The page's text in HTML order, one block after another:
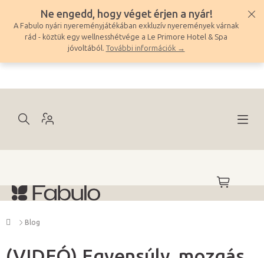
tartalomhoz
Ne engedd, hogy véget érjen a nyár!
A Fabulo nyári nyereményjátékában exkluzív nyeremények várnak
rád - köztük egy wellnesshétvége a Le Primore Hotel & Spa
jóvoltából. További információk →
KOSÁR
Kezdőlap
Blog